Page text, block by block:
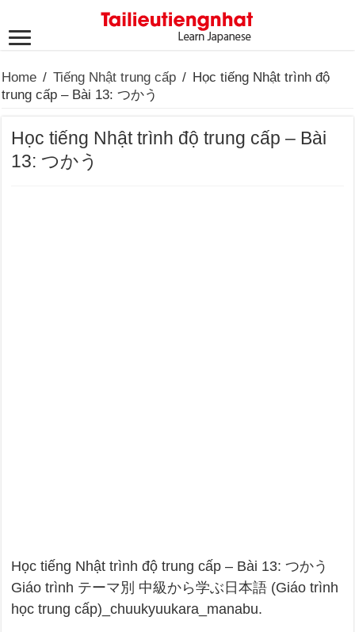
Home / Tiếng Nhật trung cấp / Học tiếng Nhật trình độ
trung cấp – Bài 13: つかう
Học tiếng Nhật trình độ trung cấp – Bài
13: つかう
Học tiếng Nhật trình độ trung cấp – Bài 13: つかう
Giáo trình テーマ別 中級から学ぶ日本語 (Giáo trình
học trung cấp)_chuukyuukara_manabu.